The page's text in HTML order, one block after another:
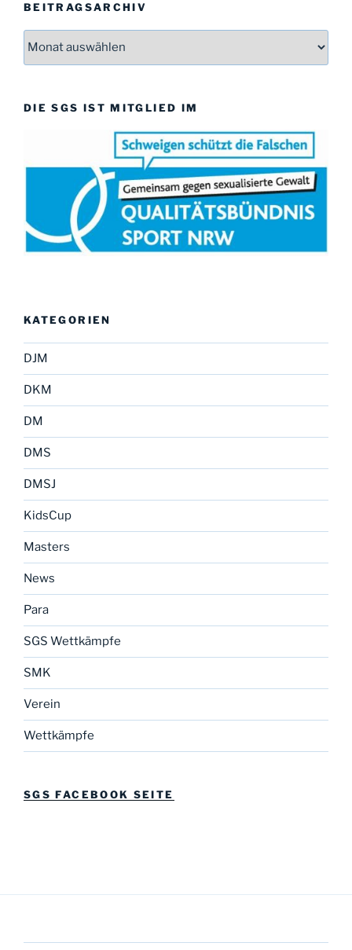
BEITRAGSARCHIV
Beitragsarchiv
DIE SGS IST MITGLIED IM
KATEGORIEN
DJM
DKM
DM
DMS
DMSJ
KidsCup
Masters
News
Para
SGS Wettkämpfe
SMK
Verein
Wettkämpfe
SGS FACEBOOK SEITE